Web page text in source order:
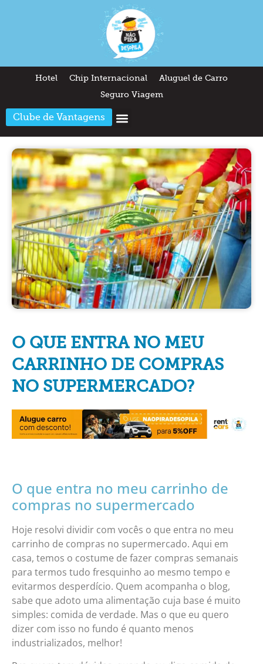
Hotel Chip Internacional
Aluguel de Carro
Seguro Viagem
Clube de Vantagens
O QUE ENTRA NO MEU
CARRINHO DE COMPRAS
NO SUPERMERCADO?
O que entra no meu carrinho de
compras no supermercado
Hoje resolvi dividir com vocês o que entra no meu
carrinho de compras no supermercado. Aqui em
casa, temos o costume de fazer compras semanais
para termos tudo fresquinho ao mesmo tempo e
evitarmos desperdício. Quem acompanha o blog,
sabe que adoto uma alimentação cuja base é muito
simples: comida de verdade. Mas o que eu quero
dizer com isso no fundo é quanto menos
industrializados, melhor!